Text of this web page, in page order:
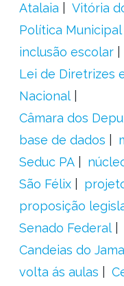
Atalaia
Vitória
Política
inclusão escolar
Lei de Diretrizes
Nacional
Câmara dos
base de dados
Seduc PA
São Félix
proposição
Senado Federal
Candeias do
volta ás aulas